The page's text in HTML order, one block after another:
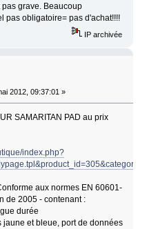
grave. Beaucoup
pas obligatoire= pas d'achat!!!!
IP archivée
2012, 09:37:01 »
SAMARITAN PAD au prix
index.php?
aux normes EN 60601-
de 2005 - contenant :
durée
jaune et bleue, port de données